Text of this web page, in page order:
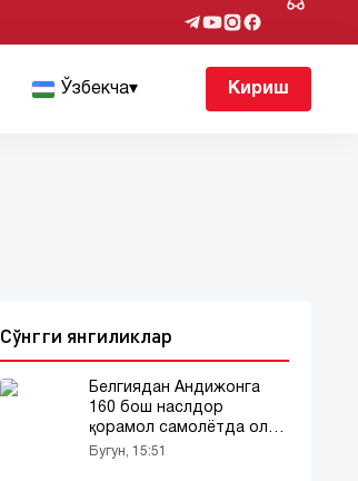
Ўзбекча▾ Кириш
Сўнгги янгиликлар
Белгиядан Андижонга
160 бош наслдор
қорамол самолётда олиб
келинди
Бугун, 15:51